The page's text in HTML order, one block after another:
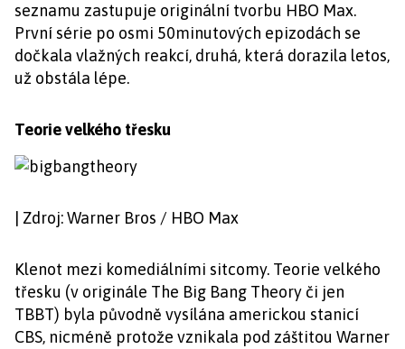
seznamu zastupuje originální tvorbu HBO Max.
První série po osmi 50minutových epizodách se
dočkala vlažných reakcí, druhá, která dorazila letos,
už obstála lépe.
Teorie velkého třesku
| Zdroj: Warner Bros / HBO Max
Klenot mezi komediálními sitcomy. Teorie velkého
třesku (v originále The Big Bang Theory či jen
TBBT) byla původně vysílána americkou stanicí
CBS, nicméně protože vznikala pod záštitou Warner